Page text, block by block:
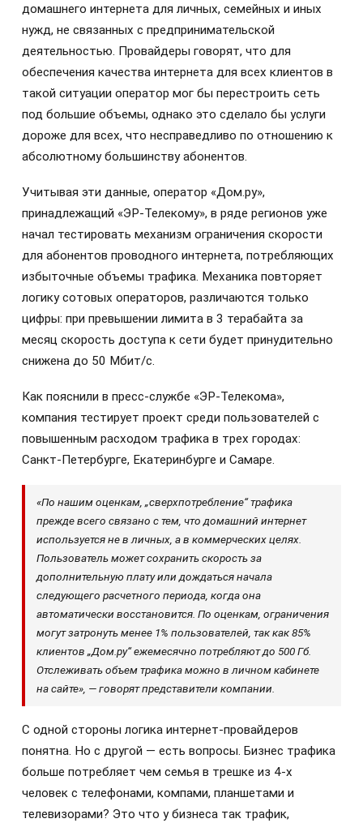
домашнего интернета для личных, семейных и иных
нужд, не связанных с предпринимательской
деятельностью. Провайдеры говорят, что для
обеспечения качества интернета для всех клиентов в
такой ситуации оператор мог бы перестроить сеть
под большие объемы, однако это сделало бы услуги
дороже для всех, что несправедливо по отношению к
абсолютному большинству абонентов.
Учитывая эти данные, оператор «Дом.ру»,
принадлежащий «ЭР-Телекому», в ряде регионов уже
начал тестировать механизм ограничения скорости
для абонентов проводного интернета, потребляющих
избыточные объемы трафика. Механика повторяет
логику сотовых операторов, различаются только
цифры: при превышении лимита в 3 терабайта за
месяц скорость доступа к сети будет принудительно
снижена до 50 Мбит/с.
Как пояснили в пресс-службе «ЭР-Телекома»,
компания тестирует проект среди пользователей с
повышенным расходом трафика в трех городах:
Санкт-Петербурге, Екатеринбурге и Самаре.
«По нашим оценкам, „сверхпотребление“ трафика
прежде всего связано с тем, что домашний интернет
используется не в личных, а в коммерческих целях.
Пользователь может сохранить скорость за
дополнительную плату или дождаться начала
следующего расчетного периода, когда она
автоматически восстановится. По оценкам, ограничения
могут затронуть менее 1% пользователей, так как 85%
клиентов „Дом.ру“ ежемесячно потребляют до 500 Гб.
Отслеживать объем трафика можно в личном кабинете
на сайте», — говорят представители компании.
С одной стороны логика интернет-провайдеров
понятна. Но с другой — есть вопросы. Бизнес трафика
больше потребляет чем семья в трешке из 4-х
человек с телефонами, компами, планшетами и
телевизорами? Это что у бизнеса так трафик,